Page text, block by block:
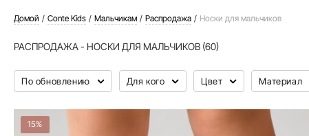
Домой Conte Kids Мальчикам Распродажа Носки для мальчиков
РАСПРОДАЖА - НОСКИ ДЛЯ МАЛЬЧИКОВ (60)
По обновлению Для кого Цвет Материал
15%